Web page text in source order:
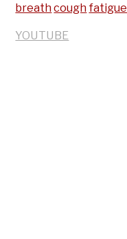
breathcoughfatigue
YOUTUBE